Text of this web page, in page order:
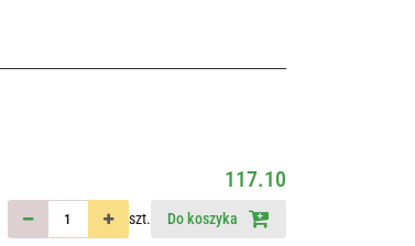
117.10
szt. Do koszyka